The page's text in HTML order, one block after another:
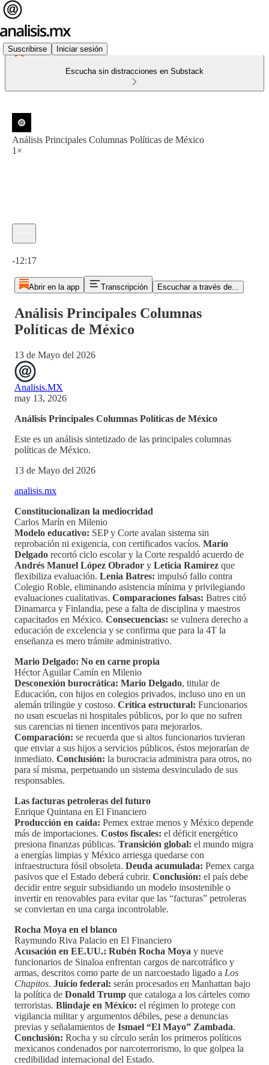
Suscribirse Iniciar sesión
Escucha sin distracciones en Substack
Análisis Principales Columnas Políticas de México
1×
-12:17
Abrir en la app Transcripción Escuchar a través de...
Análisis Principales Columnas
Políticas de México
13 de Mayo del 2026
Analisis.MX
may 13, 2026
Análisis Principales Columnas Políticas de México
Este es un análisis sintetizado de las principales columnas
políticas de México.
13 de Mayo del 2026
analisis.mx
Constitucionalizan la mediocridad
Carlos Marín en Milenio
Modelo educativo: SEP y Corte avalan sistema sin
reprobación ni exigencia, con certificados vacíos. Mario
Delgado recortó ciclo escolar y la Corte respaldó acuerdo de
Andrés Manuel López Obrador y Leticia Ramírez que
flexibiliza evaluación. Lenia Batres: impulsó fallo contra
Colegio Roble, eliminando asistencia mínima y privilegiando
evaluaciones cualitativas. Comparaciones falsas: Batres citó
Dinamarca y Finlandia, pese a falta de disciplina y maestros
capacitados en México. Consecuencias: se vulnera derecho a
educación de excelencia y se confirma que para la 4T la
enseñanza es mero trámite administrativo.
Mario Delgado: No en carne propia
Héctor Aguilar Camín en Milenio
Desconexión burocrática: Mario Delgado, titular de
Educación, con hijos en colegios privados, incluso uno en un
alemán trilingüe y costoso. Crítica estructural: Funcionarios
no usan escuelas ni hospitales públicos, por lo que no sufren
sus carencias ni tienen incentivos para mejorarlos.
Comparación: se recuerda que si altos funcionarios tuvieran
que enviar a sus hijos a servicios públicos, éstos mejorarían de
inmediato. Conclusión: la burocracia administra para otros, no
para sí misma, perpetuando un sistema desvinculado de sus
responsables.
Las facturas petroleras del futuro
Enrique Quintana en El Financiero
Producción en caída: Pemex extrae menos y México depende
más de importaciones. Costos fiscales: el déficit energético
presiona finanzas públicas. Transición global: el mundo migra
a energías limpias y México arriesga quedarse con
infraestructura fósil obsoleta. Deuda acumulada: Pemex carga
pasivos que el Estado deberá cubrir. Conclusión: el país debe
decidir entre seguir subsidiando un modelo insostenible o
invertir en renovables para evitar que las “facturas” petroleras
se conviertan en una carga incontrolable.
Rocha Moya en el blanco
Raymundo Riva Palacio en El Financiero
Acusación en EE.UU.: Rubén Rocha Moya y nueve
funcionarios de Sinaloa enfrentan cargos de narcotráfico y
armas, descritos como parte de un narcoestado ligado a Los
Chapitos. Juicio federal: serán procesados en Manhattan bajo
la política de Donald Trump que cataloga a los cárteles como
terroristas. Blindaje en México: el régimen lo protege con
vigilancia militar y argumentos débiles, pese a denuncias
previas y señalamientos de Ismael “El Mayo” Zambada.
Conclusión: Rocha y su círculo serán los primeros políticos
mexicanos condenados por narcoterrorismo, lo que golpea la
credibilidad internacional del Estado.